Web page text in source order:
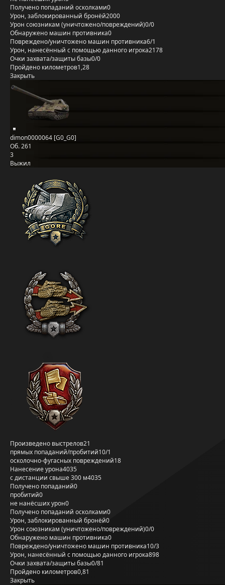
Получено попаданий осколками0
Урон, заблокированный бронёй2000
Урон союзникам (уничтожено/повреждений)0/0
Обнаружено машин противника0
Повреждено/уничтожено машин противника6/1
Урон, нанесённый с помощью данного игрока2178
Очки захвата/защиты базы0/0
Пройдено километров1,28
Закрыть
dimon0000064 [G0_G0]
Об. 261
3
Выжил
Произведено выстрелов21
прямых попаданий/пробитий10/1
осколочно-фугасных повреждений18
Нанесение урона4035
с дистанции свыше 300 м4035
Получено попаданий0
пробитий0
не нанёсших урон0
Получено попаданий осколками0
Урон, заблокированный бронёй0
Урон союзникам (уничтожено/повреждений)0/0
Обнаружено машин противника0
Повреждено/уничтожено машин противника10/3
Урон, нанесённый с помощью данного игрока898
Очки захвата/защиты базы0/81
Пройдено километров0,81
Закрыть